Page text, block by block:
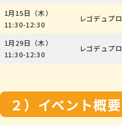
1月15日（木）
11:30-12:30
レゴデュプロ
1月29日（木）
11:30-12:30
レゴデュプロ
２）イベント概要